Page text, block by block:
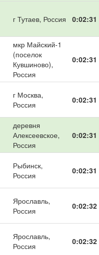
г Тутаев, Россия 0:02:31
мкр Майский-1
(поселок
Кувшиново),
Россия
0:02:31
г Москва,
Россия
0:02:31
деревня
Алексеевское,
Россия
0:02:31
Рыбинск,
Россия
0:02:31
Ярославль,
Россия
0:02:32
Ярославль,
Россия
0:02:32